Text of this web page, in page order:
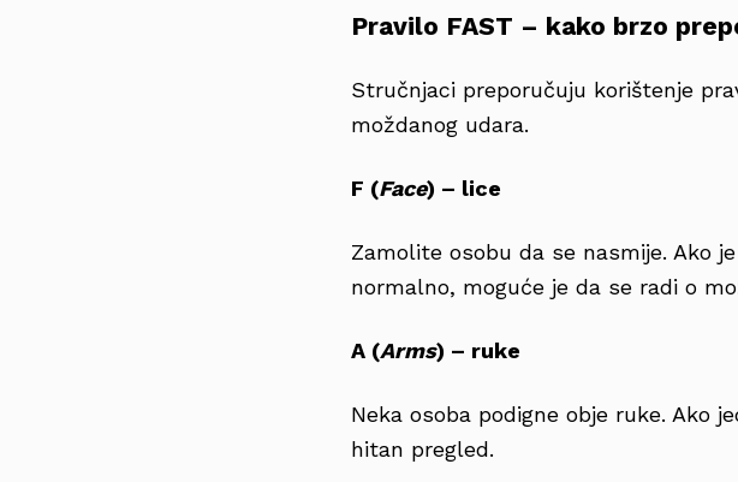
Pravilo FAST – kako brzo
Stručnjaci preporučuju korištenje
moždanog udara.
F (Face) – lice
Zamolite osobu da se nasmije. Ako
normalno, moguće je da se radi o
A (Arms) – ruke
Neka osoba podigne obje ruke. Ako
hitan pregled.